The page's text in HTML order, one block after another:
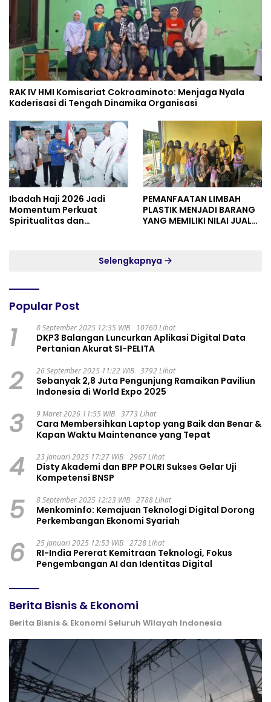
RAK IV HMI Komisariat Cokroaminoto: Menjaga Nyala
Kaderisasi di Tengah Dinamika Organisasi
Ibadah Haji 2026 Jadi
Momentum Perkuat
Spiritualitas dan
PEMANFAATAN LIMBAH
PLASTIK MENJADI BARANG
YANG MEMILIKI NILAI JUAL
Selengkapnya
Popular Post
1 8 September 2025 12:35 WIB 10760 Lihat
DKP3 Balangan Luncurkan Aplikasi Digital Data
Pertanian Akurat SI-PELITA
2 26 September 2025 11:22 WIB 3792 Lihat
Sebanyak 2,8 Juta Pengunjung Ramaikan Paviliun
Indonesia di World Expo 2025
3 9 Maret 2026 11:55 WIB 3773 Lihat
Cara Membersihkan Laptop yang Baik dan Benar &
Kapan Waktu Maintenance yang Tepat
4 23 Januari 2025 17:27 WIB 2967 Lihat
Disty Akademi dan BPP POLRI Sukses Gelar Uji
Kompetensi BNSP
5 8 September 2025 12:23 WIB 2788 Lihat
Menkominfo: Kemajuan Teknologi Digital Dorong
Perkembangan Ekonomi Syariah
6 25 Januari 2025 12:53 WIB 2728 Lihat
RI-India Pererat Kemitraan Teknologi, Fokus
Pengembangan AI dan Identitas Digital
Berita Bisnis & Ekonomi
Berita Bisnis & Ekonomi Seluruh Wilayah Indonesia